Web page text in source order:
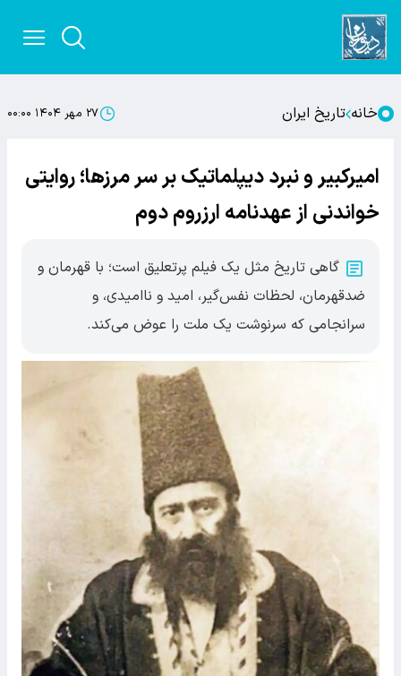
خانه تاریخ ایران ۲۷ مهر ۱۴۰۴ ۰۰:۰۰
امیرکبیر و نبرد دیپلماتیک بر سر مرزها؛ روایتی
خواندنی از عهدنامه ارزروم دوم
گاهی تاریخ مثل یک فیلم پرتعلیق است؛ با قهرمان و
ضدقهرمان، لحظات نفس‌گیر، امید و ناامیدی، و
سرانجامی که سرنوشت یک ملت را عوض می‌کند.